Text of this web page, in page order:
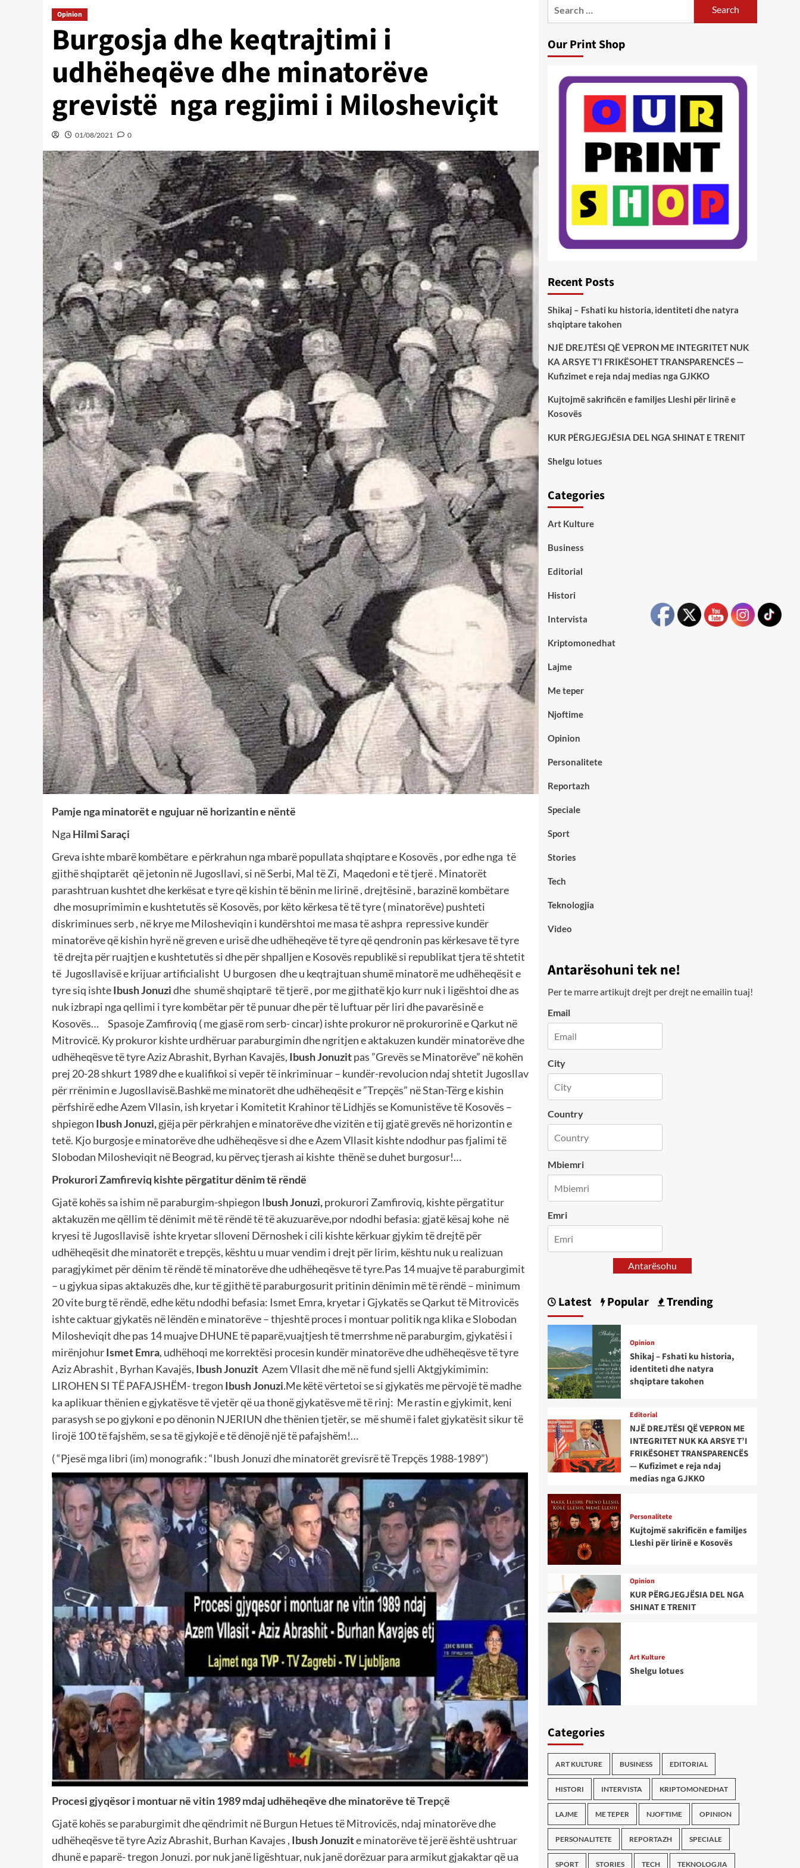
Opinion
Burgosja dhe keqtrajtimi i
udhëheqëve dhe minatorëve
grevistë nga regjimi i Milosheviçit
01/08/2021 0
Pamje nga minatorët e ngujuar në horizantin e nëntë
Nga Hilmi Saraçi
Greva ishte mbarë kombëtare e përkrahun nga mbarë popullata shqiptare e Kosovës , por edhe nga të
gjithë shqiptarët që jetonin në Jugosllavi, si në Serbi, Mal të Zi, Maqedoni e të tjerë . Minatorët
parashtruan kushtet dhe kerkësat e tyre që kishin të bënin me lirinë , drejtësinë , barazinë kombëtare
dhe mosuprimimin e kushtetutës së Kosovës, por këto kërkesa të të tyre ( minatorëve) pushteti
diskriminues serb , në krye me Milosheviqin i kundërshtoi me masa të ashpra repressive kundër
minatorëve që kishin hyrë në greven e urisë dhe udhëheqëve të tyre që qendronin pas kërkesave të tyre
të drejta për ruajtjen e kushtetutës si dhe për shpalljen e Kosovës republikë si republikat tjera të shtetit
të Jugosllavisë e krijuar artificialisht U burgosen dhe u keqtrajtuan shumë minatorë me udhëheqësit e
tyre siq ishteIbush Jonuzidhe shumë shqiptarë të tjerë , por me gjithatë kjo kurr nuk i ligështoi dhe as
nuk izbrapi nga qellimi i tyre kombëtar për të punuar dhe për të luftuar për liri dhe pavarësinë e
Kosovës… Spasoje Zamfiroviq ( me gjasë rom serb- cincar) ishte prokuror në prokurorinë e Qarkut në
Mitrovicë. Ky prokuror kishte urdhëruar paraburgimin dhe ngritjen e aktakuzen kundër minatorëve dhe
udhëheqësve të tyre Aziz Abrashit, Byrhan Kavajës, Ibush Jonuzitpas ”Grevës se Minatorëve” në kohën
prej 20-28 shkurt 1989 dhe e kualifikoi si vepër të inkriminuar – kundër-revolucion ndaj shtetit Jugosllav
për rrënimin e Jugosllavisë.Bashkë me minatorët dhe udhëheqësit e ”Trepçës” në Stan-Tërg e kishin
përfshirë edhe Azem Vllasin, ish kryetar i Komitetit Krahinor të Lidhjës se Komunistëve të Kosovës –
shpiegon Ibush Jonuzi,gjëja për përkrahjen e minatorëve dhe vizitën e tij gjatë grevës në horizontin e
tetë. Kjo burgosje e minatorëve dhe udhëheqësve si dhe e Azem Vllasit kishte ndodhur pas fjalimi të
Slobodan Milosheviqit në Beograd, ku përveç tjerash ai kishte thënë se duhet burgosur!…
Prokurori Zamfireviq kishte përgatitur dënim të rëndë
Gjatë kohës sa ishim në paraburgim-shpiegon Ibush Jonuzi,prokurori Zamfiroviq, kishte përgatitur
aktakuzën me qëllim të dënimit më të rëndë të të akuzuarëve,por ndodhi befasia: gjatë kësaj kohe në
kryesi të Jugosllavisë ishte kryetar slloveni Dërnoshek i cili kishte kërkuar gjykim të drejtë për
udhëheqësit dhe minatorët e trepçës, kështu u muar vendim i drejt për lirim, kështu nuk u realizuan
paragjykimet për dënim të rëndë të minatorëve dhe udhëheqësve të tyre.Pas 14 muajve të paraburgimit
– u gjykua sipas aktakuzës dhe, kur të gjithë të paraburgosurit pritinin dënimin më të rëndë – minimum
20 vite burg të rëndë, edhe këtu ndodhi befasia: Ismet Emra, kryetar i Gjykatës se Qarkut të Mitrovicës
ishte caktuar gjykatës në lëndën e minatorëve – thjeshtë proces i montuar politik nga klika e Slobodan
Milosheviqit dhe pas 14 muajve DHUNE të paparë,vuajtjesh të tmerrshme në paraburgim, gjykatësi i
mirënjohurIsmet Emra, udhëhoqi me korrektësi procesin kundër minatorëve dhe udhëheqësve të tyre
Aziz Abrashit , Byrhan Kavajës, Ibush Jonuzit Azem Vllasit dhe më në fund sjelli Aktgjykimimin:
LIROHEN SI TË PAFAJSHËM- tregon Ibush Jonuzi.Me këtë vërtetoi se si gjykatës me përvojë të madhe
ka aplikuar thënien e gjykatësve të vjetër që ua thonë gjykatësve më të rinj: Me rastin e gjykimit, keni
parasysh se po gjykoni e po dënonin NJERIUN dhe thënien tjetër, se më shumë i falet gjykatësit sikur të
lirojë 100 të fajshëm, se sa të gjykojë e të dënojë një të pafajshëm!…
( “Pjesë mga libri (im) monografik : “Ibush Jonuzi dhe minatorët grevisrë të Trepçës 1988-1989”)
Procesi gjyqësor i montuar në vitin 1989 mdaj udhëheqëve dhe minatorëve të Trepçë
Gjatë kohës se paraburgimit dhe qëndrimit në Burgun Hetues të Mitrovicës, ndaj minatorëve dhe
udhëheqësve të tyre Aziz Abrashit, Burhan Kavajes , Ibush Jonuzite minatorëve të jerë është ushtruar
dhunë e paparë- tregon Jonuzi. por nuk janë ligështuar, nuk janë dorëzuar para armikut gjakaktar që ua
Our Print Shop
Recent Posts
Shikaj – Fshati ku historia, identiteti dhe natyra
shqiptare takohen
NJË DREJTËSI QË VEPRON ME INTEGRITET NUK
KA ARSYE T’I FRIKËSOHET TRANSPARENCËS —
Kufizimet e reja ndaj medias nga GJKKO
Kujtojmë sakrificën e familjes Lleshi për lirinë e
Kosovës
KUR PËRGJEGJËSIA DEL NGA SHINAT E TRENIT
Shelgu lotues
Categories
Art Kulture
Business
Editorial
Histori
Intervista
Kriptomonedhat
Lajme
Me teper
Njoftime
Opinion
Personalitete
Reportazh
Speciale
Sport
Stories
Tech
Teknologjia
Video
Antarësohuni tek ne!
Per te marre artikujt drejt per drejt ne emailin tuaj!
Email
City
Country
Mbiemri
Emri
Antarësohu
Latest Popular Trending
Opinion
Shikaj – Fshati ku historia,
identiteti dhe natyra
shqiptare takohen
Editorial
NJË DREJTËSI QË VEPRON ME
INTEGRITET NUK KA ARSYE T’I
FRIKËSOHET TRANSPARENCËS
— Kufizimet e reja ndaj
medias nga GJKKO
Personalitete
Kujtojmë sakrificën e familjes
Lleshi për lirinë e Kosovës
Opinion
KUR PËRGJEGJËSIA DEL NGA
SHINAT E TRENIT
Art Kulture
Shelgu lotues
Categories
ART KULTURE BUSINESS EDITORIAL
HISTORI INTERVISTA KRIPTOMONEDHAT
LAJME ME TEPER NJOFTIME OPINION
PERSONALITETE REPORTAZH SPECIALE
SPORT STORIES TECH TEKNOLOGJIA